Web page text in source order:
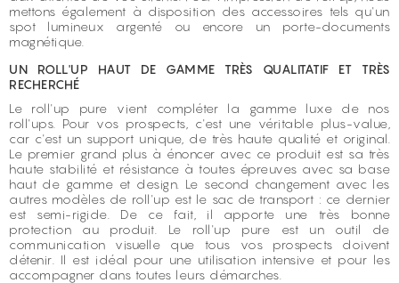
mettons également à disposition des accessoires tels qu'un
spot lumineux argenté ou encore un porte-documents
magnétique.
UN ROLL'UP HAUT DE GAMME TRÈS QUALITATIF ET TRÈS
RECHERCHÉ
Le roll'up pure vient compléter la gamme luxe de nos
roll'ups. Pour vos prospects, c'est une véritable plus-value,
car c'est un support unique, de très haute qualité et original.
Le premier grand plus à énoncer avec ce produit est sa très
haute stabilité et résistance à toutes épreuves avec sa base
haut de gamme et design. Le second changement avec les
autres modèles de roll'up est le sac de transport : ce dernier
est semi-rigide. De ce fait, il apporte une très bonne
protection au produit. Le roll'up pure est un outil de
communication visuelle que tous vos prospects doivent
détenir. Il est idéal pour une utilisation intensive et pour les
accompagner dans toutes leurs démarches.